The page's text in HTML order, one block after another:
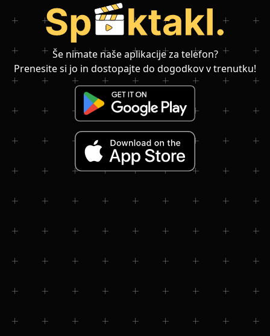
Še nimate naše aplikacije za telefon?
Prenesite si jo in dostopajte do dogodkov v trenutku!